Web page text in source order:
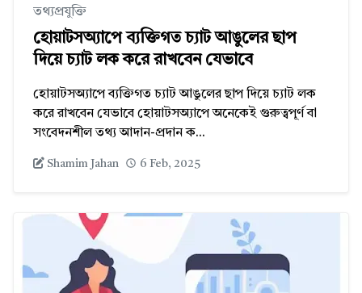
তথ্যপ্রযুক্তি
হোয়াটসঅ্যাপে ব্যক্তিগত চ্যাট আঙুলের ছাপ
দিয়ে চ্যাট লক করে রাখবেন যেভাবে
হোয়াটসঅ্যাপে ব্যক্তিগত চ্যাট আঙুলের ছাপ দিয়ে চ্যাট লক
করে রাখবেন যেভাবে হোয়াটসঅ্যাপে অনেকেই গুরুত্বপূর্ণ বা
সংবেদনশীল তথ্য আদান-প্রদান ক...
Shamim Jahan 6 Feb, 2025